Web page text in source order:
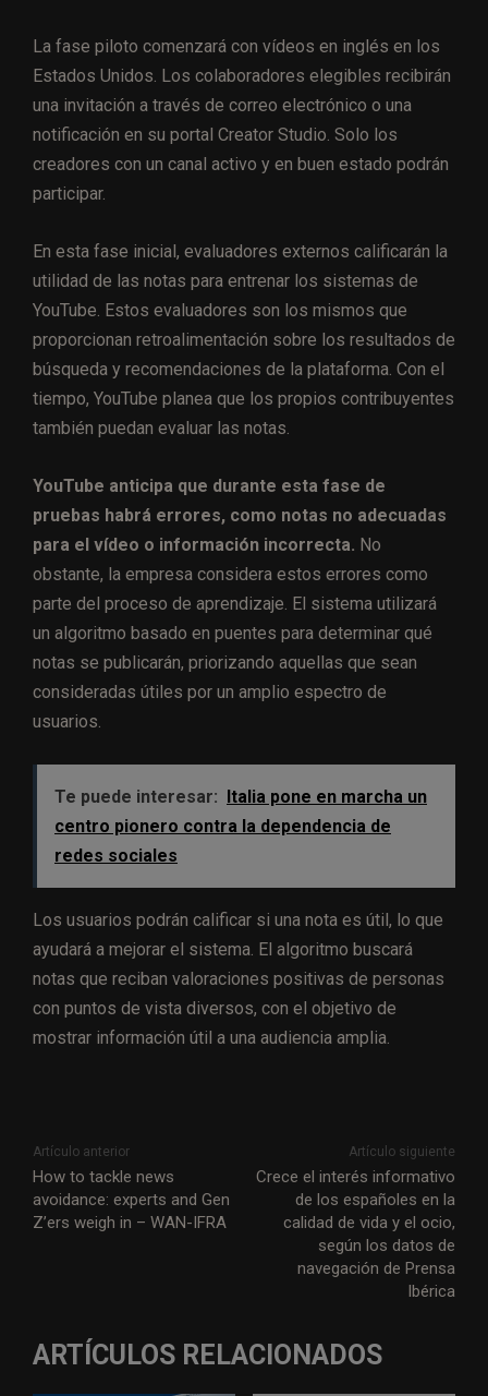
La fase piloto comenzará con vídeos en inglés en los
Estados Unidos. Los colaboradores elegibles recibirán
una invitación a través de correo electrónico o una
notificación en su portal Creator Studio. Solo los
creadores con un canal activo y en buen estado podrán
participar.
En esta fase inicial, evaluadores externos calificarán la
utilidad de las notas para entrenar los sistemas de
YouTube. Estos evaluadores son los mismos que
proporcionan retroalimentación sobre los resultados de
búsqueda y recomendaciones de la plataforma. Con el
tiempo, YouTube planea que los propios contribuyentes
también puedan evaluar las notas.
YouTube anticipa que durante esta fase de
pruebas habrá errores, como notas no adecuadas
para el vídeo o información incorrecta. No
obstante, la empresa considera estos errores como
parte del proceso de aprendizaje. El sistema utilizará
un algoritmo basado en puentes para determinar qué
notas se publicarán, priorizando aquellas que sean
consideradas útiles por un amplio espectro de
usuarios.
Te puede interesar: Italia pone en marcha un
centro pionero contra la dependencia de
redes sociales
Los usuarios podrán calificar si una nota es útil, lo que
ayudará a mejorar el sistema. El algoritmo buscará
notas que reciban valoraciones positivas de personas
con puntos de vista diversos, con el objetivo de
mostrar información útil a una audiencia amplia.
Artículo anterior
How to tackle news
avoidance: experts and Gen
Z’ers weigh in – WAN-IFRA
Artículo siguiente
Crece el interés informativo
de los españoles en la
calidad de vida y el ocio,
según los datos de
navegación de Prensa
Ibérica
ARTÍCULOS RELACIONADOS